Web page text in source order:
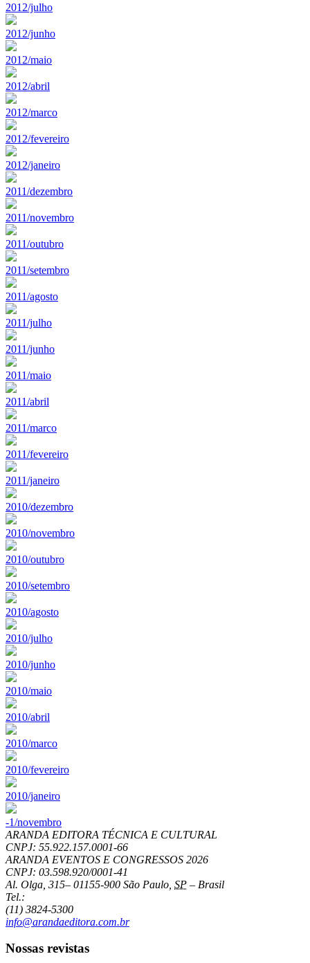
2012/julho
2012/junho
2012/maio
2012/abril
2012/marco
2012/fevereiro
2012/janeiro
2011/dezembro
2011/novembro
2011/outubro
2011/setembro
2011/agosto
2011/julho
2011/junho
2011/maio
2011/abril
2011/marco
2011/fevereiro
2011/janeiro
2010/dezembro
2010/novembro
2010/outubro
2010/setembro
2010/agosto
2010/julho
2010/junho
2010/maio
2010/abril
2010/marco
2010/fevereiro
2010/janeiro
-1/novembro
ARANDA EDITORA TÉCNICA E CULTURAL
CNPJ: 55.922.157.0001-66
ARANDA EVENTOS E CONGRESSOS 2026
CNPJ: 03.598.920/0001-41
Al. Olga, 315– 01155-900 São Paulo SP – Brasil
Tel.:
(11) 3824-5300
info@arandaeditora.com.br
Nossas revistas